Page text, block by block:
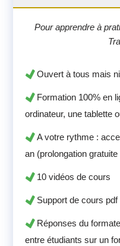
Pour apprendre à
Ouvert à tous mais
Formation 100% en
ordinateur, une tablette
A votre rythme :
an (prolongation
10 vidéos de cours
Support de cours
Réponses du
entre étudiants sur un